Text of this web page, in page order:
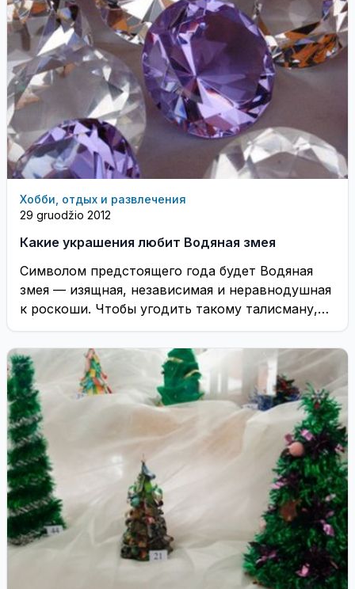
Хобби, отдых и развлечения
29 gruodžio 2012
Какие украшения любит Водяная змея
Символом предстоящего года будет Водяная
змея — изящная, независимая и неравнодушная
к роскоши. Чтобы угодить такому талисману,
надо правильно подобрать ...